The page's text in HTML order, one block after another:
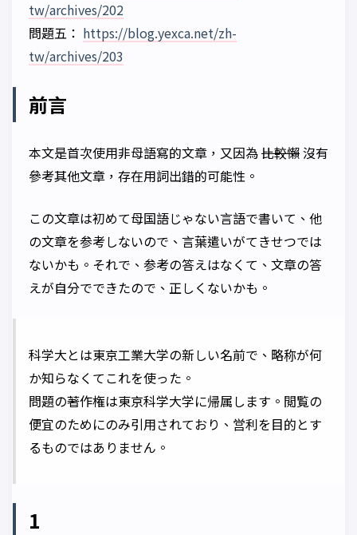
tw/archives/202
問題五： https://blog.yexca.net/zh-
tw/archives/203
前言
本文是首次使用非母語寫的文章，又因為比較懶沒有
參考其他文章，存在用詞出錯的可能性。
この文章は初めて母国語じゃない言語で書いて、他
の文章を参考しないので、言葉遣いがてきせつでは
ないかも。それで、参考の答えはなくて、文章の答
えが自分でできたので、正しくないかも。
科学大とは東京工業大学の新しい名前で、略称が何
か知らなくてこれを使った。
問題の著作権は東京科学大学に帰属します。閲覧の
便宜のためにのみ引用されており、営利を目的とす
るものではありません。
1